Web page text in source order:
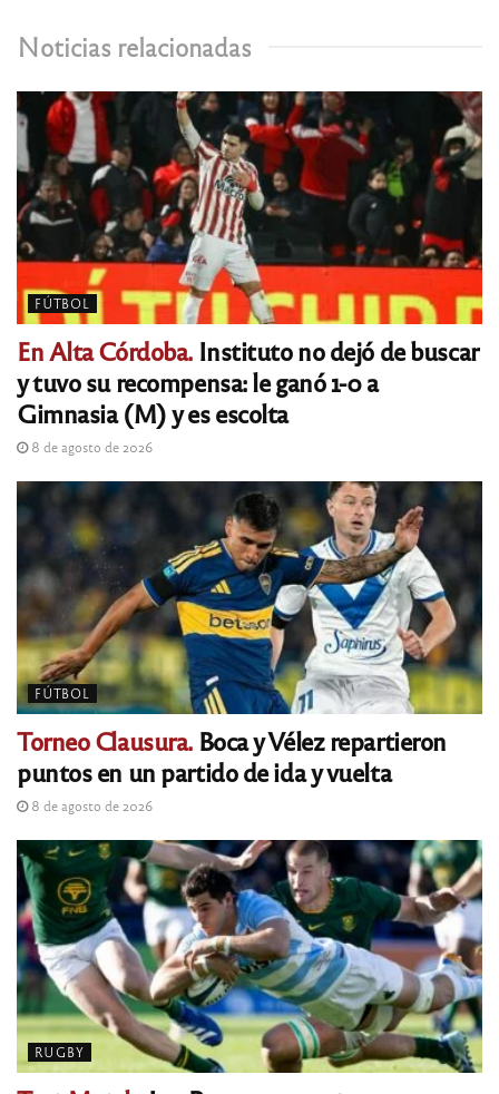
Noticias relacionadas
FÚTBOL
En Alta Córdoba.Instituto no dejó de buscar
y tuvo su recompensa: le ganó 1-0 a
Gimnasia (M) y es escolta
8 de agosto de 2026
FÚTBOL
Torneo Clausura.Boca y Vélez repartieron
puntos en un partido de ida y vuelta
8 de agosto de 2026
RUGBY